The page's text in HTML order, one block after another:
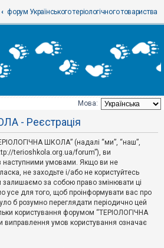
форум Українського теріологічного товариства
Мова:
- Реєстрація
ШКОЛА” (надалі “ми”, “наш”,
terioshkola.org.ua/forum”), ви
наступними умовами. Якщо ви не
не заходьте і/або не користуйтесь
за собою право змінювати ці
усе для того, щоб проінформувати вас про
б розумно переглядати періодично цей
користування форумом “ТЕРІОЛОГІЧНА
виправлення умов користування означає